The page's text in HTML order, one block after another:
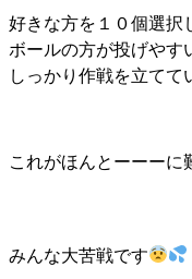
好きな方を１０個選択
ボールの方が投げや
しっかり作戦を立てて
これがほんとーーーに
みんな大苦戦です